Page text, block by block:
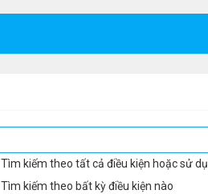
Tìm kiếm theo tất cả điều kiện hoặc sử
Tìm kiếm theo bất kỳ điều kiện nào